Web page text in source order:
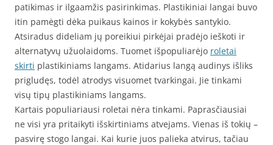
patikimas ir ilgaamžis pasirinkimas. Plastikiniai langai buvo
itin pamėgti dėka puikaus kainos ir kokybės santykio.
Atsiradus dideliam jų poreikiui pirkėjai pradėjo ieškoti ir
alternatyvų užuolaidoms. Tuomet išpopuliarėjo roletai
skirti plastikiniams langams. Atidarius langą audinys išliks
prigludęs, todėl atrodys visuomet tvarkingai. Jie tinkami
visų tipų plastikiniams langams.
Kartais populiariausi roletai nėra tinkami. Paprasčiausiai
ne visi yra pritaikyti išskirtiniams atvejams. Vienas iš tokių –
pasvirę stogo langai. Kai kurie juos palieka atvirus, tačiau